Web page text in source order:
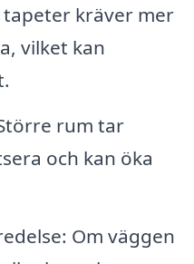
tapeter kräver mer
vilket kan
rum tar
och kan öka
Om väggen